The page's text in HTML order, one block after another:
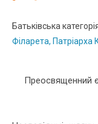
Батьківська
Філарета, Патріарха
Преосвященний